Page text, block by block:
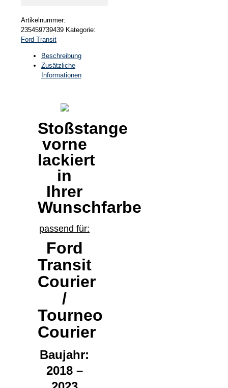
Artikelnummer:
235459739439 Kategorie:
Ford Transit
Beschreibung
Zusätzliche
Informationen
Stoßstange
vorne
lackiert
in
Ihrer
Wunschfarbe
passend für:
Ford
Transit
Courier
/
Tourneo
Courier
Baujahr:
2018 –